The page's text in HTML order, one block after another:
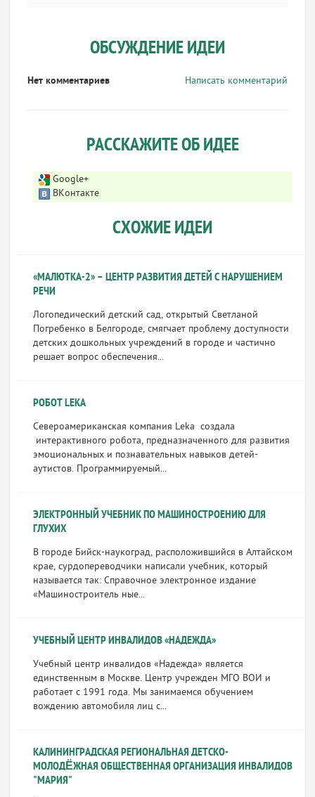
ОБСУЖДЕНИЕ ИДЕИ
Написать комментарий
Нет комментариев
РАССКАЖИТЕ ОБ ИДЕЕ
Google+
ВКонтакте
СХОЖИЕ ИДЕИ
«МАЛЮТКА-2» – ЦЕНТР РАЗВИТИЯ ДЕТЕЙ С НАРУШЕНИЕМ
РЕЧИ
Логопедический детский сад, открытый Светланой
Погребенко в Белгороде, смягчает проблему доступности
детских дошкольных учреждений в городе и частично
решает вопрос обеспечения...
РОБОТ LEKA
Североамериканская компания Leka создала
интерактивного робота, предназначенного для развития
эмоциональных и познавательных навыков детей-
аутистов. Программируемый...
ЭЛЕКТРОННЫЙ УЧЕБНИК ПО МАШИНОСТРОЕНИЮ ДЛЯ
ГЛУХИХ
В городе Бийск-наукоград, расположившийся в Алтайском
крае, сурдопереводчики написали учебник, который
называется так: Справочное электронное издание
«Машиностроитель ные...
УЧЕБНЫЙ ЦЕНТР ИНВАЛИДОВ «НАДЕЖДА»
Учебный центр инвалидов «Надежда» является
единственным в Москве. Центр учрежден МГО ВОИ и
работает с 1991 года. Мы занимаемся обучением
вождению автомобиля лиц с...
КАЛИНИНГРАДСКАЯ РЕГИОНАЛЬНАЯ ДЕТСКО-
МОЛОДЁЖНАЯ ОБЩЕСТВЕННАЯ ОРГАНИЗАЦИЯ ИНВАЛИДОВ
"МАРИЯ"